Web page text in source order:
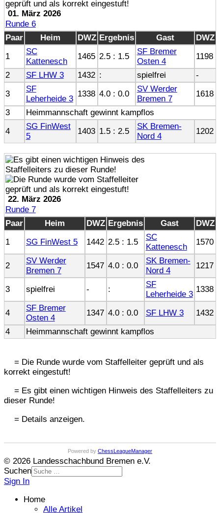
01. März 2026
Runde 6
Paar
Heim DWZ Ergebnis Gast
DWZ
1
SC
Kattenesch
1465 2.5 : 1.5
SF Bremer
Osten 4
1198
2
SF LHW 3 1432 : spielfrei
-
3
SF
Leherheide 3
1338 4.0 : 0.0
SV Werder
Bremen 7
1618
3
Heimmannschaft gewinnt kampflos
4
SG FinWest
5
1403 1.5 : 2.5
SK Bremen-
Nord 4
1202
22. März 2026
Runde 7
Paar
Heim DWZ Ergebnis Gast
DWZ
1
SG FinWest 5 1442 2.5 : 1.5
SC
Kattenesch
1570
2
SV Werder
Bremen 7
1547 4.0 : 0.0
SK Bremen-
Nord 4
1217
3 spielfrei - :
SF
Leherheide 3
1338
4
SF Bremer
Osten 4
1347 4.0 : 0.0 SF LHW 3
1432
4
Heimmannschaft gewinnt kampflos
= Die Runde wurde vom Staffelleiter geprüft und als
korrekt eingestuft!
= Es gibt einen wichtigen Hinweis des Staffelleiters zu
dieser Runde!
= Details anzeigen.
Powered by ChessLeagueManager
© 2026 Landesschachbund Bremen e.V.
Suchen
Sign In
Home
Alle Artikel